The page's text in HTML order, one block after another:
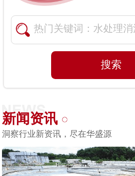
新闻资讯
洞察行业新资讯，尽在华盛源